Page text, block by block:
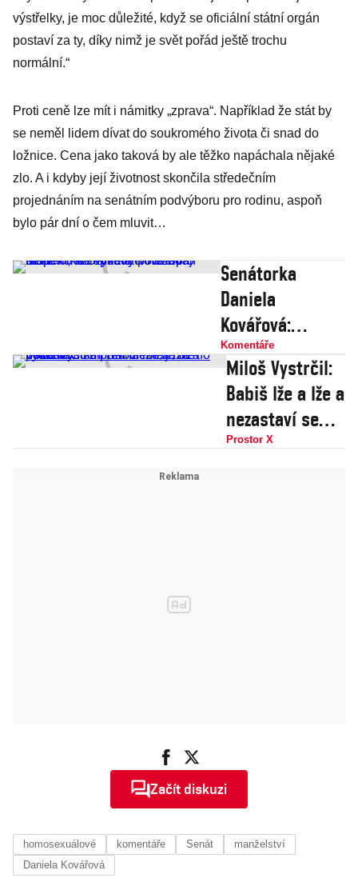
výstřelky, je moc důležité, když se oficiální státní orgán
postaví za ty, díky nimž je svět pořád ještě trochu
normální.“
Proti ceně lze mít i námitky „zprava“. Například že stát by
se neměl lidem dívat do soukromého života či snad do
ložnice. Cena jako taková by ale těžko napáchala nějaké
zlo. A i kdyby její životnost skončila středečním
projednáním na senátním podvýboru pro rodinu, aspoň
bylo pár dní o čem mluvit…
Senátorka
Daniela
Kovářová:
Moderní
nálepkovači
nežádají
respekt, ale
výsady pouze
Komentáře
Miloš Vystrčil:
Babiš lže a lže a
nezastaví se
před ničím, já
Prostor X
Začít diskuzi
homosexuálové komentáře Senát
manželství
Daniela Kovářová